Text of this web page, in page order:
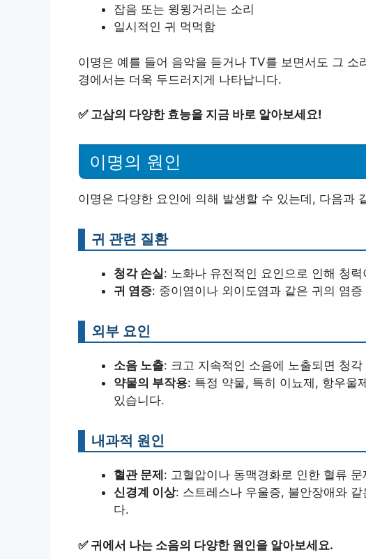
잡음 또는 윙윙거리는 소리
일시적인 귀 먹먹함
이명은 예를 들어 음악을 듣거나 TV를 보면서도 그
경에서는 더욱 두드러지게 나타납니다.
✅ 고삼의 다양한 효능을 지금 바로 알아보세요!
이명의 원인
이명은 다양한 요인에 의해 발생할 수 있는데, 다음과
귀 관련 질환
청각 손실: 노화나 유전적인 요인으로 인해 청
귀 염증: 중이염이나 외이도염과 같은 귀의 염
외부 요인
소음 노출: 크고 지속적인 소음에 노출되면 청
약물의 부작용: 특정 약물, 특히 이뇨제, 항우울
있습니다.
내과적 원인
혈관 문제 : 고혈압이나 동맥경화로 인한 혈류
신경계 이상: 스트레스나 우울증, 불안장애와
다.
✅ 귀에서 나는 소음의 다양한 원인을 알아보세요.